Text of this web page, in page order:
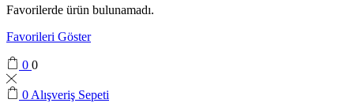
Favorilerde ürün bulunamadı.
Favorileri Göster
0 0
0 Alışveriş Sepeti